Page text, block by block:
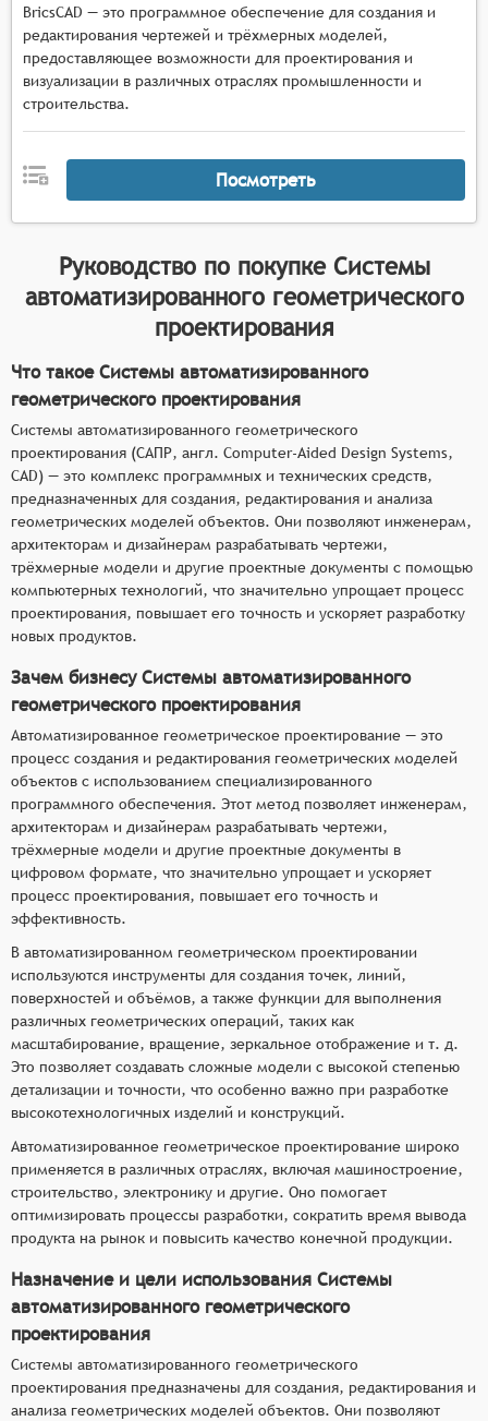
автоматическое построение ассоциативных
чертежей и спецификаций на основе
трёхмерных моделей;
параметризация элементов моделей для
выполнение геометрических расчётов и
анализа взаимного расположения элементов
моделей;
работа с библиотеками стандартных элементов
и возможность создания собственных
библиотек для ускорения процесса
проектирования.
BricsCAD — это программное обеспечение для создания и
редактирования чертежей и трёхмерных моделей,
предоставляющее возможности для проектирования и
визуализации в различных отраслях промышленности и
строительства.
Посмотреть
Руководство по покупке Системы
автоматизированного геометрического
проектирования
Что такое Системы автоматизированного
геометрического проектирования
Системы автоматизированного геометрического
проектирования (САПР, англ. Computer-Aided Design Systems,
CAD) — это комплекс программных и технических средств,
предназначенных для создания, редактирования и анализа
геометрических моделей объектов. Они позволяют инженерам,
архитекторам и дизайнерам разрабатывать чертежи,
трёхмерные модели и другие проектные документы с помощью
компьютерных технологий, что значительно упрощает процесс
проектирования, повышает его точность и ускоряет разработку
новых продуктов.
Зачем бизнесу Системы автоматизированного
геометрического проектирования
Автоматизированное геометрическое проектирование — это
процесс создания и редактирования геометрических моделей
объектов с использованием специализированного
программного обеспечения. Этот метод позволяет инженерам,
архитекторам и дизайнерам разрабатывать чертежи,
трёхмерные модели и другие проектные документы в
цифровом формате, что значительно упрощает и ускоряет
процесс проектирования, повышает его точность и
эффективность.
В автоматизированном геометрическом проектировании
используются инструменты для создания точек, линий,
поверхностей и объёмов, а также функции для выполнения
различных геометрических операций, таких как
масштабирование, вращение, зеркальное отображение и т. д.
Это позволяет создавать сложные модели с высокой степенью
детализации и точности, что особенно важно при разработке
высокотехнологичных изделий и конструкций.
Автоматизированное геометрическое проектирование широко
применяется в различных отраслях, включая машиностроение,
строительство, электронику и другие. Оно помогает
оптимизировать процессы разработки, сократить время вывода
продукта на рынок и повысить качество конечной продукции.
Назначение и цели использования Системы
автоматизированного геометрического
проектирования
Системы автоматизированного геометрического
проектирования предназначены для создания, редактирования и
анализа геометрических моделей объектов. Они позволяют